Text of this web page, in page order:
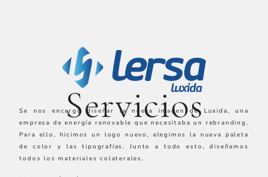
Servicios
Se nos encargó diseñar la nueva imagen de Luxida, una
empresa de energía renovable que necesitaba un rebranding.
Para ello, hicimos un logo nuevo, elegimos la nueva paleta
de color y las tipografías. Junto a todo esto, diseñamos
todos los materiales colaterales.